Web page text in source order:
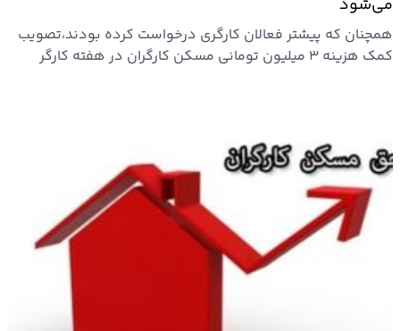
و
تجارت
و
مسکن
اقتصاد
همچنان که پیشتر فعالان کارگری درخواست کرده بودند،تصویب
کمک هزینه ۳ میلیون تومانی مسکن کارگران در هفته کارگر